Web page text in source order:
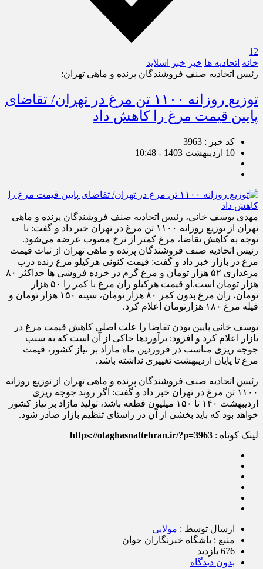
12
خانه اتحادیه ها خبر خبر اسلايد
رئیس اتحادیه صنف فروشندگان پرنده و ماهی تهران:
توزیع روزانه ۱۱۰۰ تن مرغ در تهران/ تقاضای
پایین قیمت مرغ را کاهش داد
کد خبر : 3963
10 اردیبهشت 1403 - 10:48
مهدی یوسف خانی، رئیس اتحادیه صنف فروشندگان پرنده و ماهی
تهران از توزیع روزانه ۱۱۰۰ تن مرغ در تهران خبر داد و گفت: با
توجه به کاهش تقاضا، مرغ کمتر از نرخ مصوب عرضه می‌شود.
رئیس اتحادیه صنف فروشندگان پرنده و ماهی تهران از ثبات قیمت
مرغ در بازار خبر داد و گفت: قیمت کنونی هرکیلو مرغ زنده درب
مرغداری ۵۲ هزار تومان و مرغ گرم در خرده فروشی ها حداکثر ۸۰
هزار تومان است.او قیمت هرکیلو ران مرغ با کمر را ۵۰ هزار
تومان، ران مرغ بدون کمر ۸۰ هزار تومان، سینه ۱۵۰ هزار تومان و
فیله مرغ ۱۸۰ هزارتومان اعلام کرد.
یوسف خانی پایین بودن تقاضا را علت اصلی کاهش قیمت مرغ در
بازار اعلام کرد و افزود: برآوردها حاکی از آن است که به سبب
جوجه ریزی مناسب در فروردین ماه مازاد بر نیاز کشور، قیمت
مرغ تا پایان اردیبهشت تغییری نداشته باشد.
رئیس اتحادیه صنف فروشندگان پرنده و ماهی تهران از توزیع روزانه
۱۱۰۰ تن مرغ در تهران خبر داد و گفت: اگر روند جوجه ریزی
اردیبهشت ۱۴۰ تا ۱۵۰ میلیون قطعه باشد، تولید مازاد بر نیاز کشور
خواهد بود که باید بخشی از آن در راستای تنظیم بازار صادر شود.
لینک کوتاه : https://otaghasnaftehran.ir/?p=3963
ارسال توسط : مولایی
منبع : باشگاه خبرنگاران جوان
676 بازدید
بدون دیدگاه